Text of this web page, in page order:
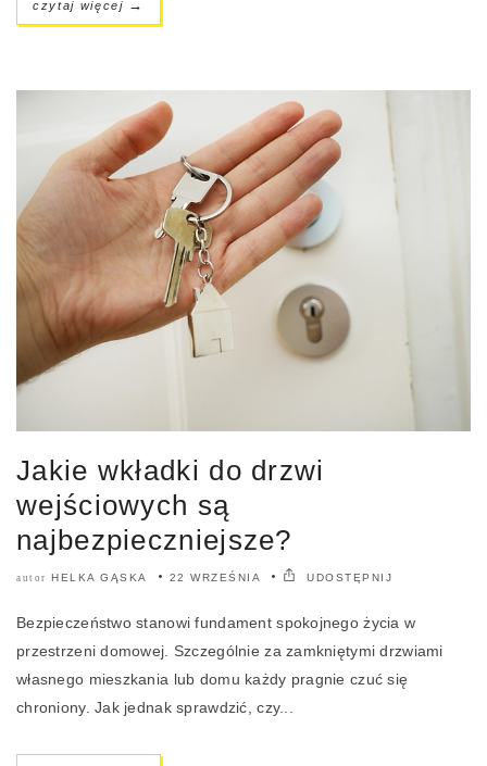
czytaj więcej →
Jakie wkładki do drzwi
wejściowych są
najbezpieczniejsze?
autor HELKA GĄSKA 22 WRZEŚNIA UDOSTĘPNIJ
Bezpieczeństwo stanowi fundament spokojnego życia w
przestrzeni domowej. Szczególnie za zamkniętymi drzwiami
własnego mieszkania lub domu każdy pragnie czuć się
chroniony. Jak jednak sprawdzić, czy...